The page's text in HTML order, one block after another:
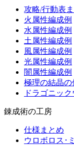
攻略/行動表
火属性編成例
水属性編成例
土属性編成例
風属性編成例
光属性編成例
闇属性編成例
極理の結晶の
ドラゴニッ
錬成術の工房
仕様まとめ
ウロボロス･